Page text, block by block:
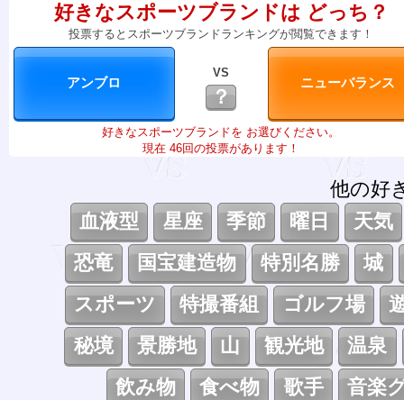
好きなスポーツブランドは どっち？
投票するとスポーツブランドランキングが閲覧できます！
VS
？
好きなスポーツブランドを お選びください。
現在 46回の投票があります！
他の好
血液型
星座 季節 曜日
天気
恐竜
国宝建造物 特別名勝
城
スポーツ
特撮番組 ゴルフ場
秘境
景勝地 山 観光地
温泉
飲み物
食べ物 歌手
音楽